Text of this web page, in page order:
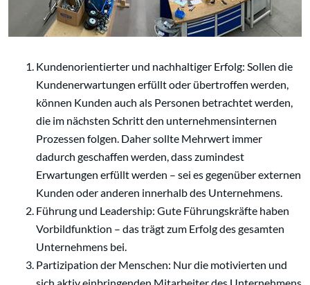
Kundenorientierter und nachhaltiger Erfolg: Sollen die
Kundenerwartungen erfüllt oder übertroffen werden,
können Kunden auch als Personen betrachtet werden,
die im nächsten Schritt den unternehmensinternen
Prozessen folgen. Daher sollte Mehrwert immer
dadurch geschaffen werden, dass zumindest
Erwartungen erfüllt werden – sei es gegenüber externen
Kunden oder anderen innerhalb des Unternehmens.
Führung und Leadership: Gute Führungskräfte haben
Vorbildfunktion – das trägt zum Erfolg des gesamten
Unternehmens bei.
Partizipation der Menschen: Nur die motivierten und